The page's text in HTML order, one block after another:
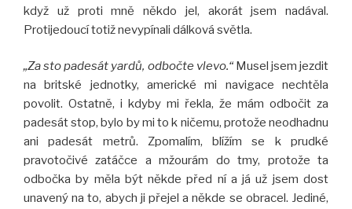
když už proti mně někdo jel, akorát jsem nadával.
Protijedoucí totiž nevypínali dálková světla.
„Za sto padesát yardů, odbočte vlevo.“Musel jsem jezdit
na britské jednotky, americké mi navigace nechtěla
povolit. Ostatně, i kdyby mi řekla, že mám odbočit za
padesát stop, bylo by mi to k ničemu, protože neodhadnu
ani padesát metrů. Zpomalím, blížím se k prudké
pravotočivé zatáčce a mžourám do tmy, protože ta
odbočka by měla být někde před ní a já už jsem dost
unavený na to, abych ji přejel a někde se obracel. Jediné,